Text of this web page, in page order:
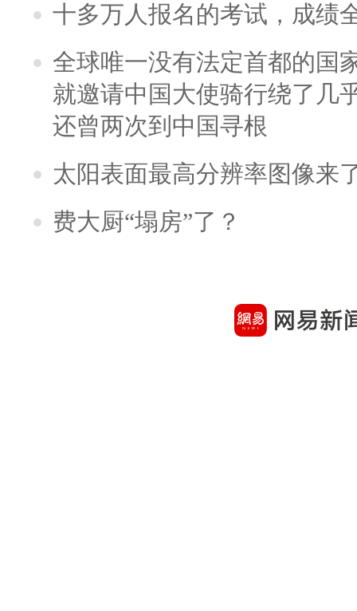
十多万人报名的考试，成绩
全球唯一没有法定首都的国
就邀请中国大使骑行绕了几
还曾两次到中国寻根
太阳表面最高分辨率图像来
费大厨“塌房”了？